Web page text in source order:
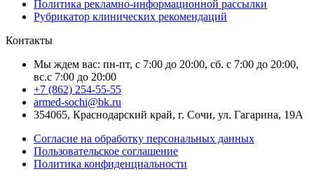
Политика рекламно-информационной рассылки
Рубрикатор клинических рекомендаций
Контакты
Мы ждем вас: пн-пт, с 7:00 до 20:00, сб. с 7:00 до 20:00,
вс.с 7:00 до 20:00
+7 (862) 254-55-55
armed-sochi@bk.ru
354065, Краснодарский край, г. Сочи, ул. Гагарина, 19А
Согласие на обработку персональных данных
Пользовательское соглашение
Политика конфиденциальности